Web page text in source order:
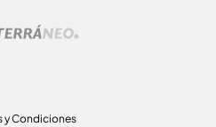
y Condiciones